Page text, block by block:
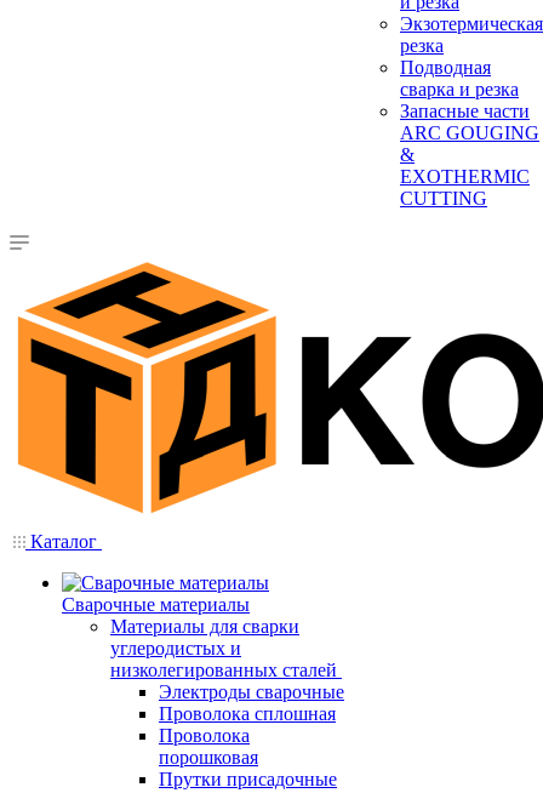
Экзотермическая
резка
Подводная
сварка и резка
Запасные части
ARC GOUGING
&
EXOTHERMIC
CUTTING
Каталог
Сварочные материалы
Материалы для сварки
углеродистых и
низколегированных сталей
Электроды сварочные
Проволока сплошная
Проволока
порошковая
Прутки присадочные